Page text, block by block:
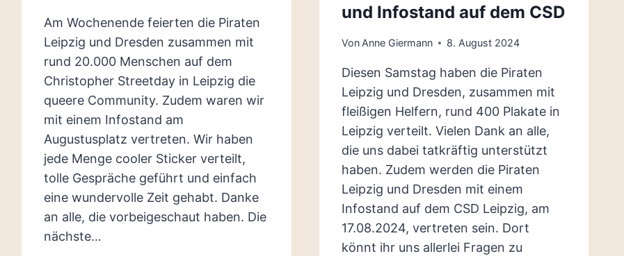
Am Wochenende feierten die Piraten
Leipzig und Dresden zusammen mit
rund 20.000 Menschen auf dem
Christopher Streetday in Leipzig die
queere Community. Zudem waren wir
mit einem Infostand am
Augustusplatz vertreten. Wir haben
jede Menge cooler Sticker verteilt,
tolle Gespräche geführt und einfach
eine wundervolle Zeit gehabt. Danke
an alle, die vorbeigeschaut haben. Die
nächste…
und Infostand auf dem CSD
Von Anne Giermann 8. August 2024
Diesen Samstag haben die Piraten
Leipzig und Dresden, zusammen mit
fleißigen Helfern, rund 400 Plakate in
Leipzig verteilt. Vielen Dank an alle,
die uns dabei tatkräftig unterstützt
haben. Zudem werden die Piraten
Leipzig und Dresden mit einem
Infostand auf dem CSD Leipzig, am
17.08.2024, vertreten sein. Dort
könnt ihr uns allerlei Fragen zu